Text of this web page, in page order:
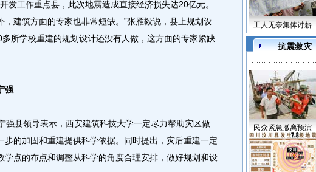
发工作重点县，此次地震造成直接经济损失达20亿元。
，建筑方面的专家也非常短缺。”张雁毅说，县上规划设
所学校重建的规划设计还没有人做，这方面的专家紧缺
强
县领导表示，西安建筑科技大学一定尽力帮助灾区做
步的加固和重建提供科学依据。同时提出，灾后重建一定
学点的布点和调整从科学的角度合理安排，做好规划和设
工人无奈集体讨薪
抗震救灾
民众紧急撤离预演